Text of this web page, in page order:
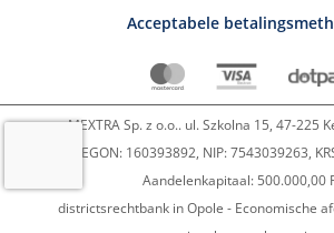
Acceptabele
MEXTRA Sp. z o.o.. ul. Szkolna 15, 47-225
REGON: 160393892, NIP: 7543039263,
Aandelenkapitaal: 500.000,00
districtsrechtbank in Opole - Economische